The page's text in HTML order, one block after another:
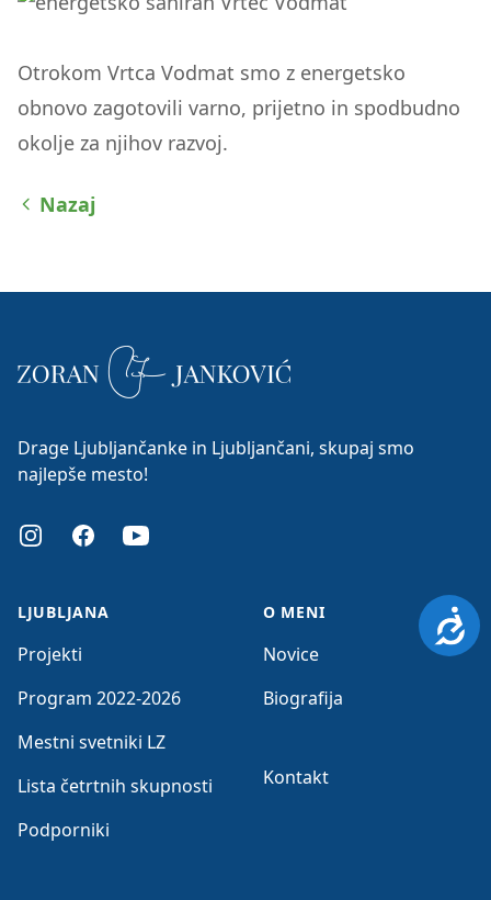
Otrokom Vrtca Vodmat smo z energetsko
obnovo zagotovili varno, prijetno in spodbudno
okolje za njihov razvoj.
Nazaj
Drage Ljubljančanke in Ljubljančani, skupaj smo
najlepše mesto!
InstagramFacebookYoutube
LJUBLJANA
Projekti
Program 2022-2026
Mestni svetniki LZ
Lista četrtnih skupnosti
Podporniki
O MENI
Novice
Biografija
Kontakt